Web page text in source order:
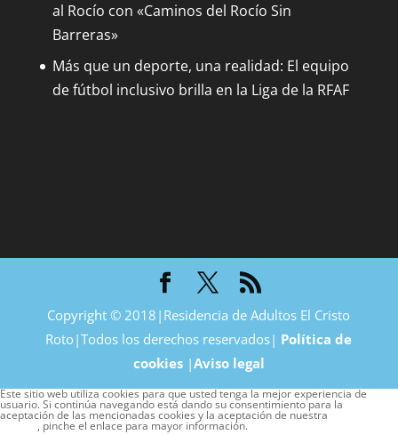
al Rocío con «Caminos del Rocío Sin
Barreras»
Más que un deporte, una realidad: El equipo
de fútbol inclusivo brilla en la Liga de la RFAF
Copyright © 2018|Residencia de Adultos El Cristo
Roto|Todos los derechos reservados| Política de
cookies|Aviso legal
Este sitio web utiliza cookies para que usted tenga la mejor experiencia de
usuario. Si continúa navegando está dando su consentimiento para la
aceptación de las mencionadas cookies y la aceptación de nuestra
cookies , pinche el enlace para mayor información.